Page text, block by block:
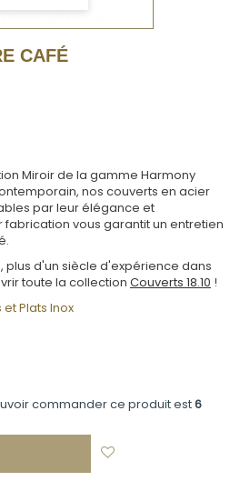
CAFÉ
Miroir de la gamme Harmony
nos couverts en acier
par leur élégance et
fabrication vous garantit un entretien
plus d'un siècle d'expérience dans
toute la collection Couverts 18.10 !
Plats Inox
commander ce produit est6